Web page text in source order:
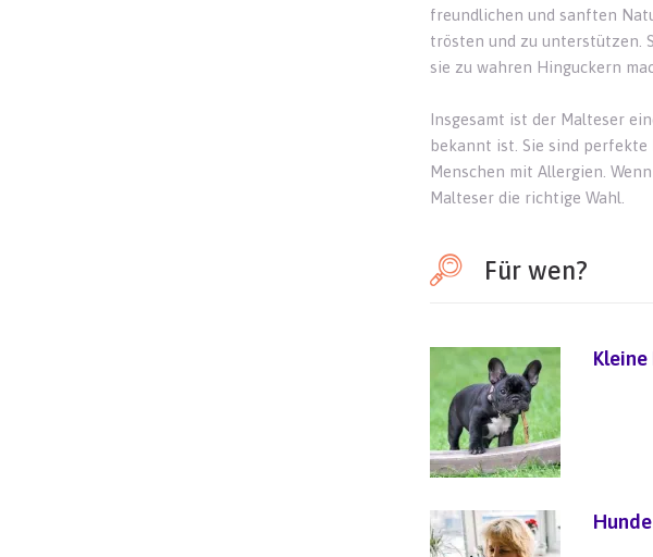
freundlichen und sanften
trösten und zu unterstützen.
sie zu wahren Hinguckern
Insgesamt ist der Malteser
bekannt ist. Sie sind perfekte
Menschen mit Allergien.
Malteser die richtige Wahl.
Für wen?
Kleine